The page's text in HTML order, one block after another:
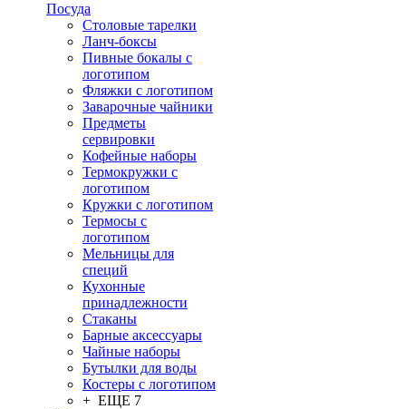
Посуда
Столовые тарелки
Ланч-боксы
Пивные бокалы с
логотипом
Фляжки с логотипом
Заварочные чайники
Предметы
сервировки
Кофейные наборы
Термокружки с
логотипом
Кружки с логотипом
Термосы с
логотипом
Мельницы для
специй
Кухонные
принадлежности
Стаканы
Барные аксессуары
Чайные наборы
Бутылки для воды
Костеры с логотипом
+ ЕЩЕ 7